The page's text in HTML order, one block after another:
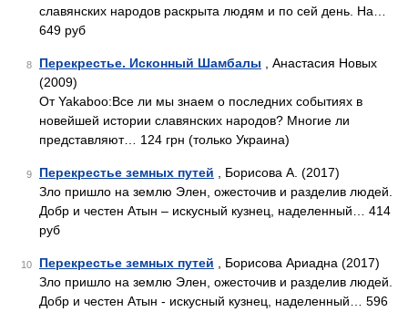
славянских народов раскрыта людям и по сей день. На…
649 руб
8 Перекрестье. Исконный Шамбалы , Анастасия Новых
(2009)
От Yakaboo:Все ли мы знаем о последних событиях в
новейшей истории славянских народов? Многие ли
представляют… 124 грн (только Украина)
9 Перекрестье земных путей , Борисова А. (2017)
Зло пришло на землю Элен, ожесточив и разделив людей.
Добр и честен Атын – искусный кузнец, наделенный… 414
руб
10 Перекрестье земных путей , Борисова Ариадна (2017)
Зло пришло на землю Элен, ожесточив и разделив людей.
Добр и честен Атын - искусный кузнец, наделенный… 596